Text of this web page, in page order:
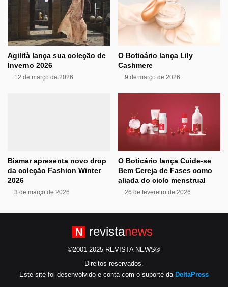
Agilità lança sua coleção de
Inverno 2026
12 de março de 2026
O Boticário lança Lily
Cashmere
9 de março de 2026
Biamar apresenta novo drop
da coleção Fashion Winter
2026
3 de março de 2026
O Boticário lança Cuide-se
Bem Cereja de Fases como
aliada do ciclo menstrual
26 de fevereiro de 2026
N revistanews
©2001-2025 REVISTA NEWS®
Direitos reservados.
Este site foi desenvolvido e conta com o suporte da DeltaPress